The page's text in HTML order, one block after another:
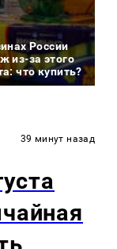
России
из-за этого
что купить?
39 минут назад